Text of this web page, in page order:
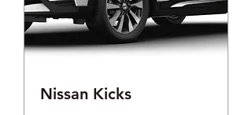
Nissan Kicks